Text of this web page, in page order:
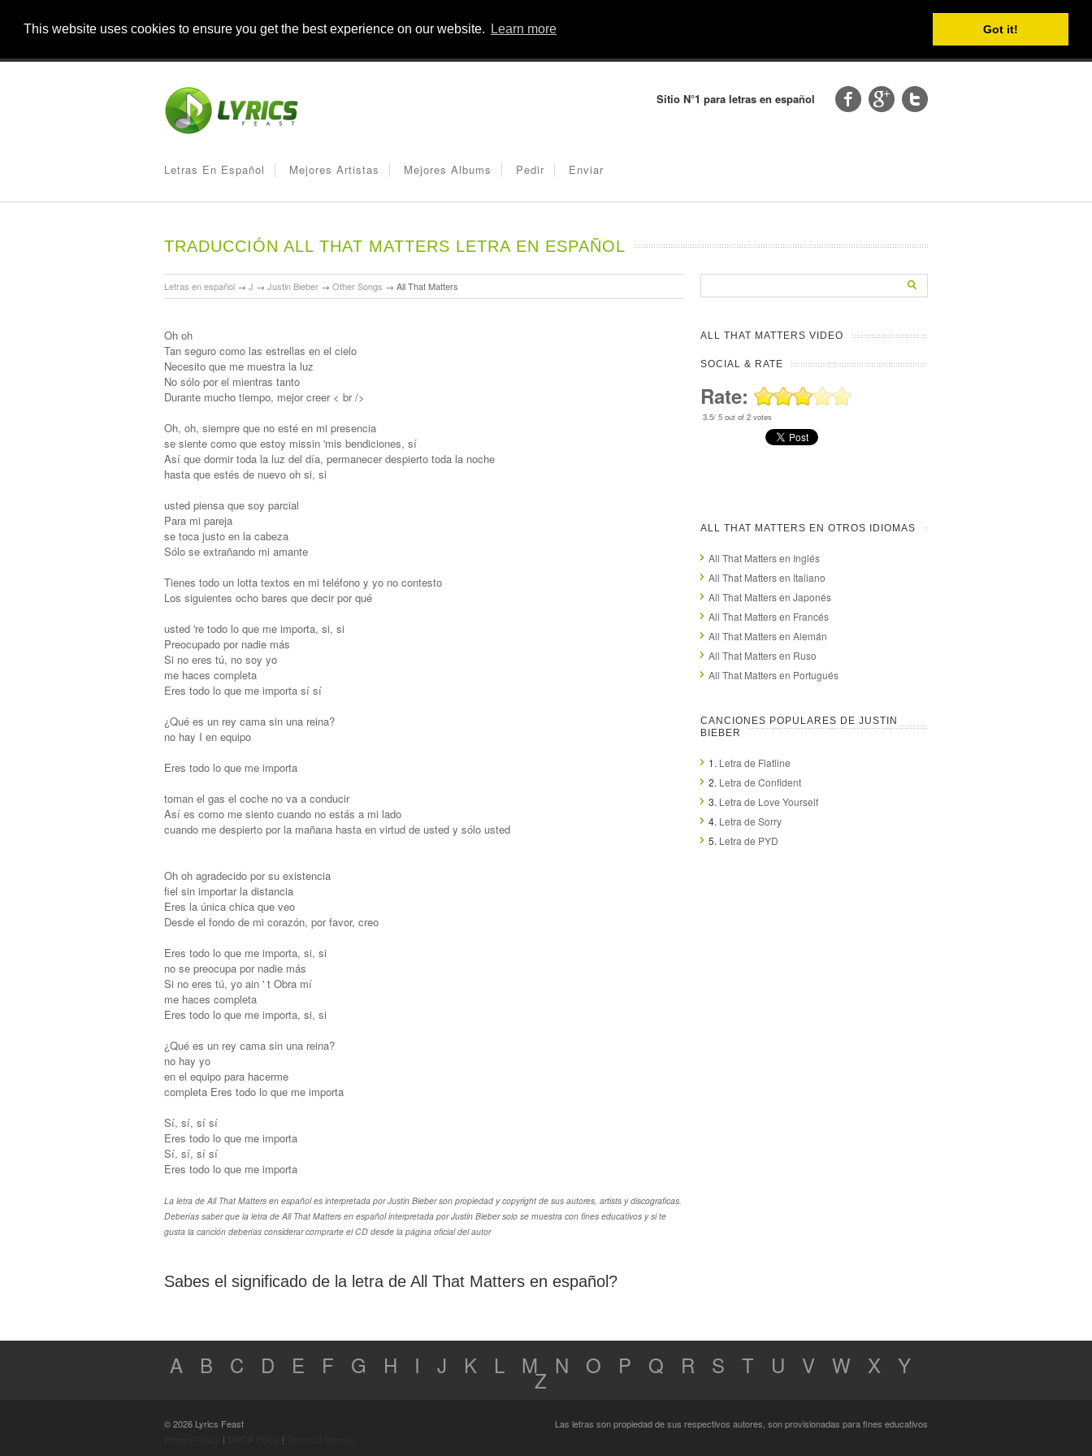
This website uses cookies to ensure you get the best experience on our website. Learn more Got it!
Sitio N°1 para letras en español
Letras En Español Mejores Artistas Mejores Albums Pedir Enviar
TRADUCCIÓN ALL THAT MATTERS LETRA EN ESPAÑOL
Letras en español → J → Justin Bieber → Other Songs → All That Matters
Oh oh
Tan seguro como las estrellas en el cielo
Necesito que me muestra la luz
No sólo por el mientras tanto
Durante mucho tiempo, mejor creer < br />
Oh, oh, siempre que no esté en mi presencia
se siente como que estoy missin 'mis bendiciones, sí
Así que dormir toda la luz del día, permanecer despierto toda la noche
hasta que estés de nuevo oh si, si
usted piensa que soy parcial
Para mi pareja
se toca justo en la cabeza
Sólo se extrañando mi amante
Tienes todo un lotta textos en mi teléfono y yo no contesto
Los siguientes ocho bares que decir por qué
usted 're todo lo que me importa, si, si
Preocupado por nadie más
Si no eres tú, no soy yo
me haces completa
Eres todo lo que me importa sí sí
¿Qué es un rey cama sin una reina?
no hay I en equipo
Eres todo lo que me importa
toman el gas el coche no va a conducir
Así es como me siento cuando no estás a mi lado
cuando me despierto por la mañana hasta en virtud de usted y sólo usted
Oh oh agradecido por su existencia
fiel sin importar la distancia
Eres la única chica que veo
Desde el fondo de mi corazón, por favor, creo
Eres todo lo que me importa, si, si
no se preocupa por nadie más
Si no eres tú, yo ain ' t Obra mí
me haces completa
Eres todo lo que me importa, si, si
¿Qué es un rey cama sin una reina?
no hay yo
en el equipo para hacerme
completa Eres todo lo que me importa
Sí, sí, sí sí
Eres todo lo que me importa
Sí, sí, sí sí
Eres todo lo que me importa
La letra de All That Matters en español es interpretada por Justin Bieber son propiedad y copyright de sus autores, artists y discograficas.
Deberías saber que la letra de All That Matters en español interpretada por Justin Bieber solo se muestra con fines educativos y si te
gusta la canción deberías considerar comprarte el CD desde la página oficial del autor
Sabes el significado de la letra de All That Matters en español?
ALL THAT MATTERS VIDEO
SOCIAL & RATE
Rate:
3.5/ 5 out of 2 votes
ALL THAT MATTERS EN OTROS IDIOMAS
All That Matters en Inglés
All That Matters en Italiano
All That Matters en Japonés
All That Matters en Francés
All That Matters en Alemán
All That Matters en Ruso
All That Matters en Portugués
CANCIONES POPULARES DE JUSTIN
BIEBER
1. Letra de Flatline
2. Letra de Confident
3. Letra de Love Yourself
4. Letra de Sorry
5. Letra de PYD
A B C D E F G H I J K L M N O P Q R S T U V W X Y
Z
© 2026 Lyrics Feast
Las letras son propiedad de sus respectivos autores, son provisionadas para fines educativos
| |